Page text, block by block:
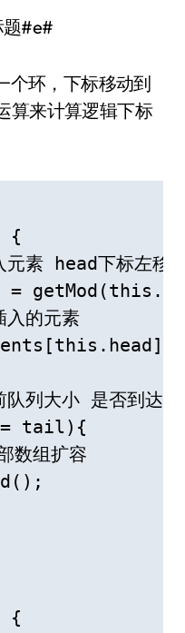
#e#
环，下标移动到
算来计算逻辑下标
{
素 head下标左移
=
的元素
列大小 是否到达临
tail){
数组扩容
{